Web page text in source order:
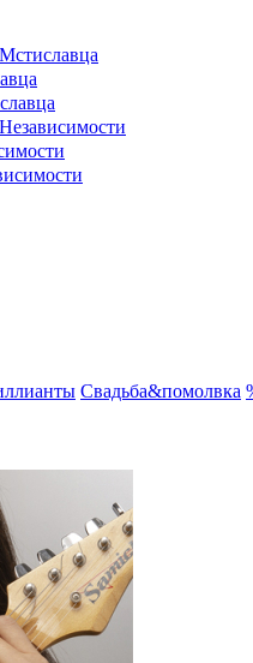
Свадьба&помолвка